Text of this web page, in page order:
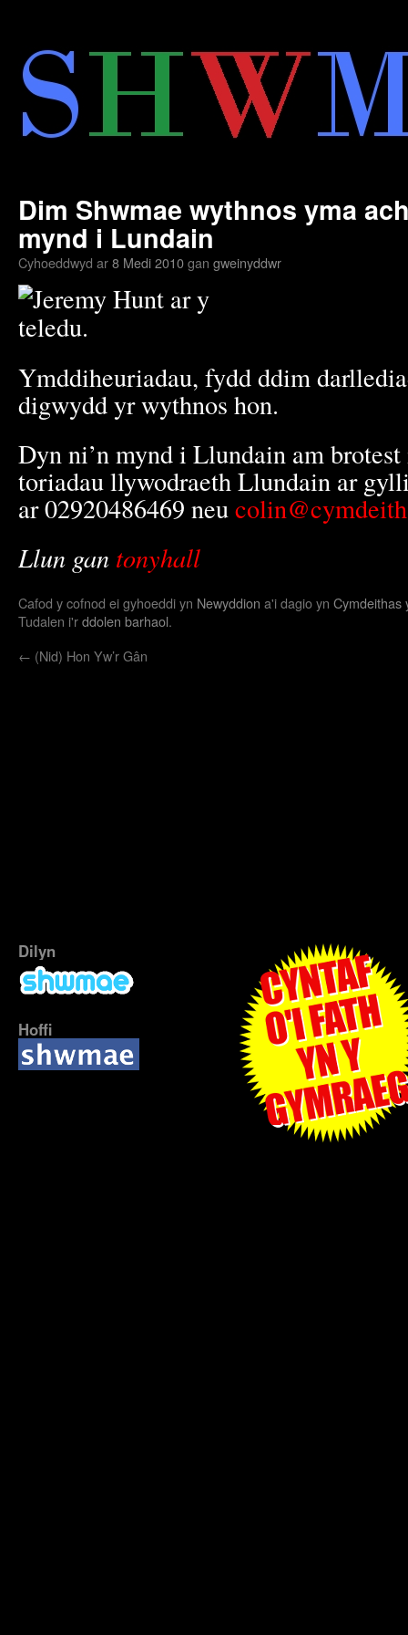
Neidio
i'r
Dim Shwmae wythnos yma
mynd i Lundain
Cyhoeddwyd ar8 Medi 2010gan gweinyddwr
Ymddiheuriadau, fydd ddim
digwydd yr wythnos hon.
Dyn ni’n mynd i Llundain am
toriadau llywodraeth Llundain ar
ar 02920486469 neu
Llun gan tonyhall
Cafod y cofnod ei gyhoeddi yn Newyddion a'i dagio yn Cymdeithas
Tudalen i'rddolen barhaol.
← (Nid) Hon Yw’r Gân
Dilyn
Hoffi